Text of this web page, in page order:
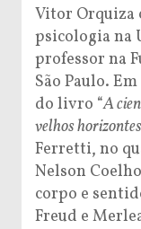
Vitor Orquiza
psicologia na
professor na
São Paulo.
do livro “A
velhos
Ferretti, no
Nelson
corpo e
Freud e